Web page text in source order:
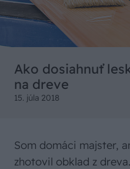
Ako dosiahnuť
na dreve
15. júla 2018
Som domáci majster,
zhotovil obklad z